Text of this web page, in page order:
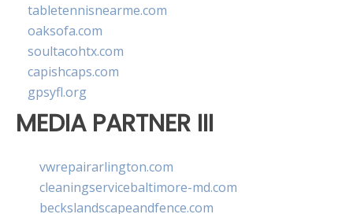
tabletennisnearme.com
oaksofa.com
soultacohtx.com
capishcaps.com
gpsyfl.org
MEDIA PARTNER III
vwrepairarlington.com
cleaningservicebaltimore-md.com
beckslandscapeandfence.com